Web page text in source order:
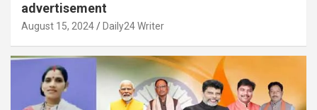
advertisement
August 15, 2024 Daily24 Writer